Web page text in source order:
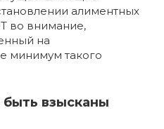
алиментных
во внимание,
на
минимум такого
взысканы